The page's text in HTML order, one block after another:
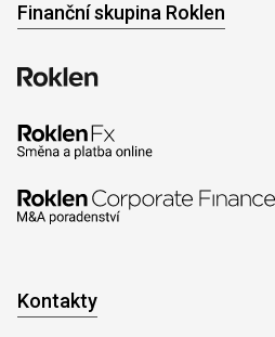
Finanční skupina Roklen
Kontakty